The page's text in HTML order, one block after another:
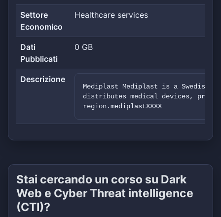
Settore
Economico
Healthcare services
Dati
Pubblicati
0 GB
Descrizione
Mediplast Mediplast is a Swedish
distributes medical devices,
region.mediplastXXXX
Stai cercando un corso su Dark
Web e Cyber Threat intelligence
(CTI)?